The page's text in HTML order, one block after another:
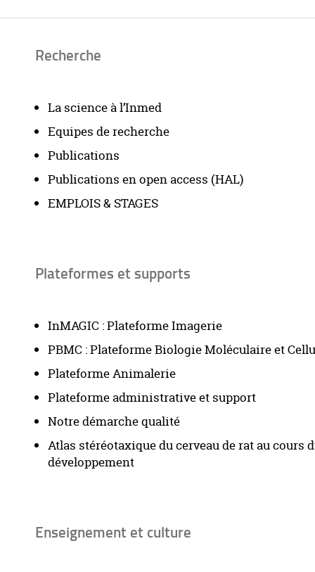
Recherche
La science à l’Inmed
Equipes de recherche
Publications
Publications en open access (HAL)
EMPLOIS & STAGES
Plateformes et supports
InMAGIC : Plateforme Imagerie
PBMC : Plateforme Biologie Moléculaire et
Plateforme Animalerie
Plateforme administrative et support
Notre démarche qualité
Atlas stéréotaxique du cerveau de rat au cours
développement
Enseignement et culture